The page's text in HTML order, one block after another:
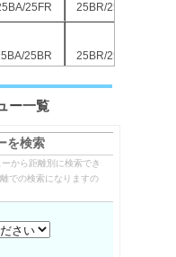
25FR 25BR/25FR
25BR 25BR/25FR
ー一覧
を検索
から距離別に検索でき
での検索になりますの